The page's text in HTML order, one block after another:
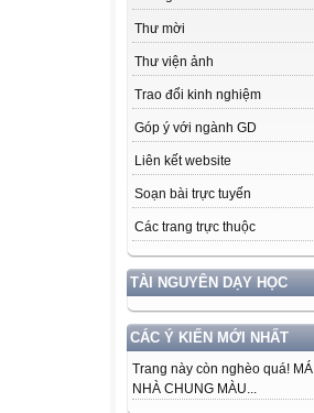
Thư mời
Thư viện ảnh
Trao đổi kinh nghiệm
Góp ý với ngành GD
Liên kết website
Soạn bài trực tuyến
Các trang trực thuộc
TÀI NGUYÊN DẠY HỌC
CÁC Ý KIẾN MỚI NHẤT
Trang này còn nghèo quá! MÁI
NHÀ CHUNG MÀU...